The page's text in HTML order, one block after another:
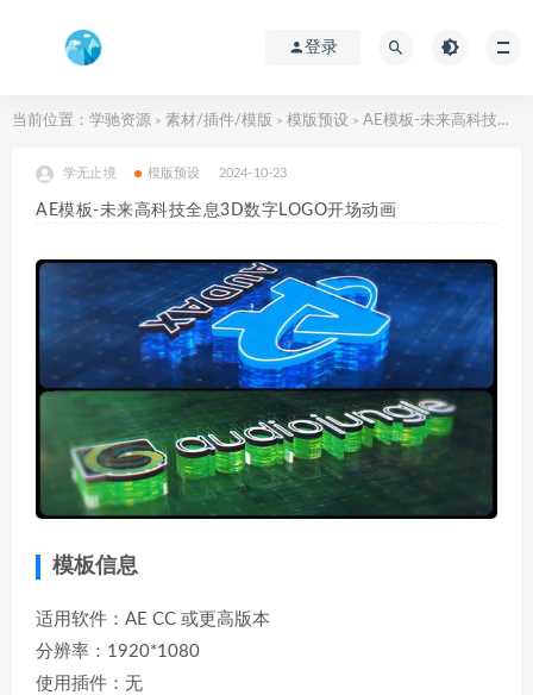
登录
当前位置： 学驰资源 > 素材/插件/模版 > 模版预设 > AE模板-未来高科技全息3D数字LOGO开场动画
学无止境 模版预设 2024-10-23
AE模板-未来高科技全息3D数字LOGO开场动画
模板信息
适用软件：AE CC 或更高版本
分辨率：1920*1080
使用插件：无